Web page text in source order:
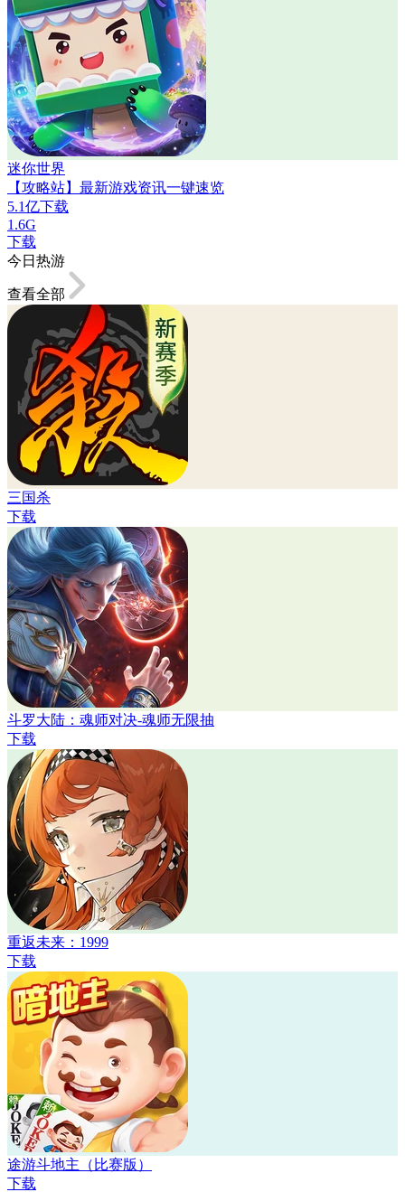
迷你世界
【攻略站】最新游戏资讯一键速览
5.1亿下载
1.6G
下载
今日热游
查看全部
三国杀
下载
斗罗大陆：魂师对决-魂师无限抽
下载
重返未来：1999
下载
途游斗地主（比赛版）
下载